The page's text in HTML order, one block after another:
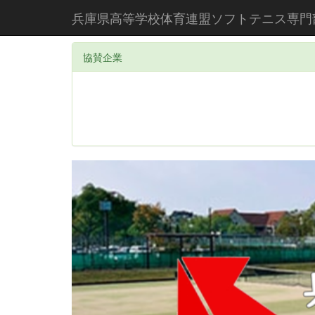
兵庫県高等学校体育連盟ソフトテニス専
協賛企業